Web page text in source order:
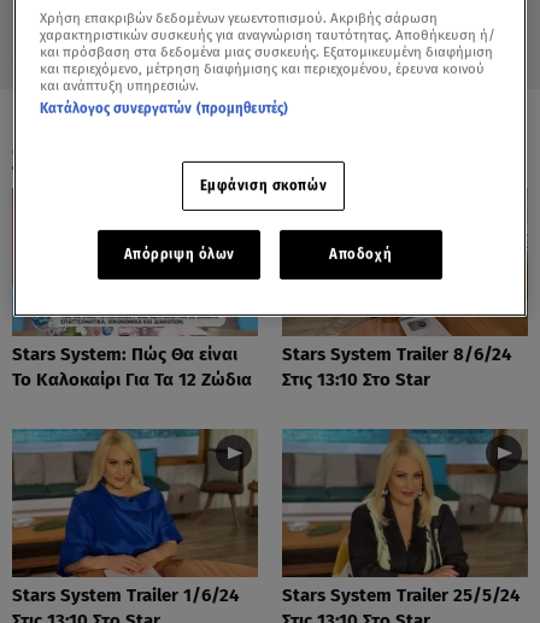
ΟΛΑ ΤΑ ΒΙΝΤΕΟ
Stars System: Πώς Θα είναι
Το Καλοκαίρι Για Τα 12 Ζώδια
Stars System Trailer 8/6/24
Στις 13:10 Στο Star
Stars System Trailer 1/6/24
Stars System Trailer 25/5/24
Χρήση επακριβών δεδομένων γεωεντοπισμού. Ακριβής σάρωση
χαρακτηριστικών συσκευής για αναγνώριση ταυτότητας. Αποθήκευση ή/
και πρόσβαση στα δεδομένα μιας συσκευής. Εξατομικευμένη διαφήμιση
και περιεχόμενο, μέτρηση διαφήμισης και περιεχομένου, έρευνα κοινού
και ανάπτυξη υπηρεσιών.
Κατάλογος συνεργατών (προμηθευτές)
Εμφάνιση σκοπών
Απόρριψη όλων Αποδοχή